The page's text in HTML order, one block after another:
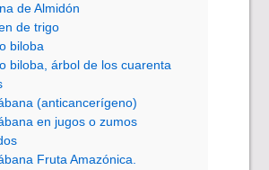
de Almidón
de trigo
biloba
biloba, árbol de los cuarenta
(anticancerígeno)
en jugos o zumos
Fruta Amazónica.